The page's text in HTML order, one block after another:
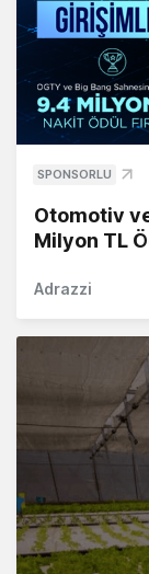
SPONSORLU
Otomotiv
Milyon TL
Adrazzi